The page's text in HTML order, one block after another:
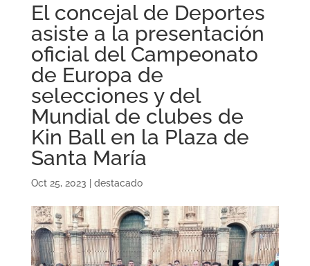
El concejal de Deportes
asiste a la presentación
oficial del Campeonato
de Europa de
selecciones y del
Mundial de clubes de
Kin Ball en la Plaza de
Santa María
Oct 25, 2023 destacado